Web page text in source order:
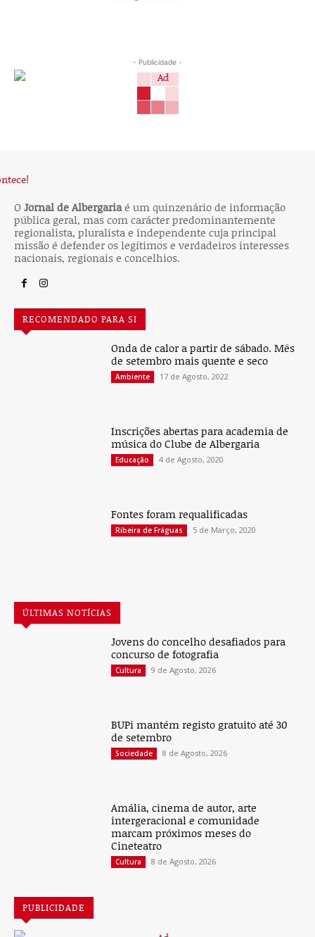
- Publicidade -
O Jornal de Albergariaé um quinzenário de informação
pública geral, mas com carácter predominantemente
regionalista, pluralista e independente cuja principal
missão é defender os legítimos e verdadeiros interesses
nacionais, regionais e concelhios.
RECOMENDADO PARA SI
Onda de calor a partir de sábado. Mês
de setembro mais quente e seco
Ambiente 17 de Agosto, 2022
Inscrições abertas para academia de
música do Clube de Albergaria
Educação 4 de Agosto, 2020
Fontes foram requalificadas
Ribeira de Fráguas 5 de Março, 2020
ÚLTIMAS NOTÍCIAS
Jovens do concelho desafiados para
concurso de fotografia
Cultura 9 de Agosto, 2026
BUPi mantém registo gratuito até 30
de setembro
Sociedade 8 de Agosto, 2026
Amália, cinema de autor, arte
intergeracional e comunidade
marcam próximos meses do
Cineteatro
Cultura 8 de Agosto, 2026
PUBLICIDADE